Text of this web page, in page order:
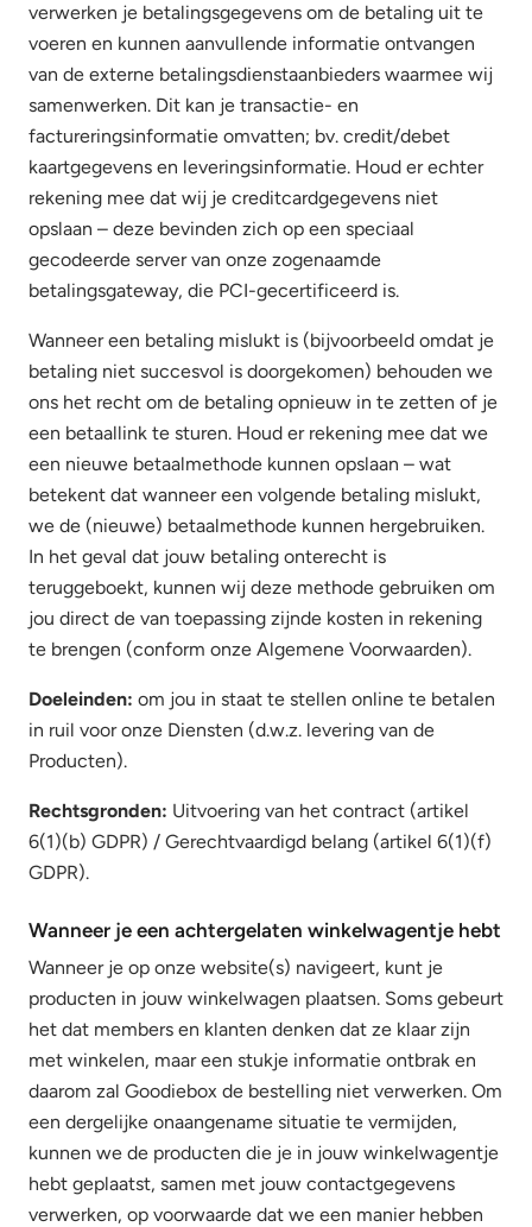
verwerken je betalingsgegevens om de betaling uit te
voeren en kunnen aanvullende informatie ontvangen
van de externe betalingsdienstaanbieders waarmee wij
samenwerken. Dit kan je transactie- en
factureringsinformatie omvatten; bv. credit/debet
kaartgegevens en leveringsinformatie. Houd er echter
rekening mee dat wij je creditcardgegevens niet
opslaan – deze bevinden zich op een speciaal
gecodeerde server van onze zogenaamde
betalingsgateway, die PCI-gecertificeerd is.
Wanneer een betaling mislukt is (bijvoorbeeld omdat je
betaling niet succesvol is doorgekomen) behouden we
ons het recht om de betaling opnieuw in te zetten of je
een betaallink te sturen. Houd er rekening mee dat we
een nieuwe betaalmethode kunnen opslaan – wat
betekent dat wanneer een volgende betaling mislukt,
we de (nieuwe) betaalmethode kunnen hergebruiken.
In het geval dat jouw betaling onterecht is
teruggeboekt, kunnen wij deze methode gebruiken om
jou direct de van toepassing zijnde kosten in rekening
te brengen (conform onze Algemene Voorwaarden).
Doeleinden: om jou in staat te stellen online te betalen
in ruil voor onze Diensten (d.w.z. levering van de
Producten).
Rechtsgronden: Uitvoering van het contract (artikel
6(1)(b) GDPR) / Gerechtvaardigd belang (artikel 6(1)(f)
GDPR).
Wanneer je een achtergelaten winkelwagentje hebt
Wanneer je op onze website(s) navigeert, kunt je
producten in jouw winkelwagen plaatsen. Soms gebeurt
het dat members en klanten denken dat ze klaar zijn
met winkelen, maar een stukje informatie ontbrak en
daarom zal Goodiebox de bestelling niet verwerken. Om
een dergelijke onaangename situatie te vermijden,
kunnen we de producten die je in jouw winkelwagentje
hebt geplaatst, samen met jouw contactgegevens
verwerken, op voorwaarde dat we een manier hebben